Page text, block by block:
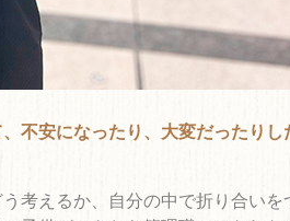
不安になったり、大変だったりし
考えるか、自分の中で折り合いを